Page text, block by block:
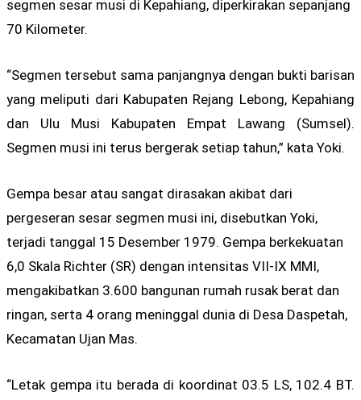
segmen sesar musi di Kepahiang, diperkirakan sepanjang
70 Kilometer.
“Segmen tersebut sama panjangnya dengan bukti barisan
yang meliputi dari Kabupaten Rejang Lebong, Kepahiang
dan Ulu Musi Kabupaten Empat Lawang (Sumsel).
Segmen musi ini terus bergerak setiap tahun,” kata Yoki.
Gempa besar atau sangat dirasakan akibat dari
pergeseran sesar segmen musi ini, disebutkan Yoki,
terjadi tanggal 15 Desember 1979. Gempa berkekuatan
6,0 Skala Richter (SR) dengan intensitas VII-IX MMI,
mengakibatkan 3.600 bangunan rumah rusak berat dan
ringan, serta 4 orang meninggal dunia di Desa Daspetah,
Kecamatan Ujan Mas.
“Letak gempa itu berada di koordinat 03.5 LS, 102.4 BT.